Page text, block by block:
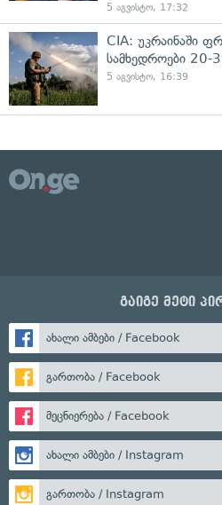
5 აგვისტო, 17:32
CIA: უკრაინაში
სამხედროები 20-
5 აგვისტო, 16:39
გაიგე მეტი
ახალი ამბები / Facebook
გართობა / Facebook
მეცნიერება / Facebook
ახალი ამბები / Instagram
გართობა / Instagram